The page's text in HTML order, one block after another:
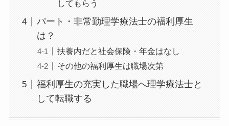
してもらう
パート・非常勤理学療法士の福利厚生
は？
扶養内だと社会保険・年金はなし
その他の福利厚生は職場次第
福利厚生の充実した職場へ理学療法士と
して転職する